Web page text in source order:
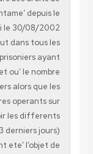
depuis le
le 30/08/2002
dans tous les
ayant
ou’ le nombre
alors que les
operants sur
les differents
derniers jours).
ete’ l’objet de